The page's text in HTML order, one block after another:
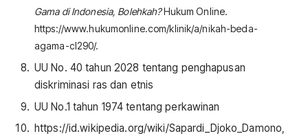
Gama di Indonesia, Bolehkah?Hukum Online.
https://www.hukumonline.com/klinik/a/nikah-beda-
agama-cl290/.
UU No. 40 tahun 2028 tentang penghapusan
diskriminasi ras dan etnis
UU No.1 tahun 1974 tentang perkawinan
https://id.wikipedia.org/wiki/Sapardi_Djoko_Damono,